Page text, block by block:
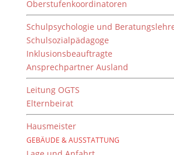
Oberstufenkoordinatoren
Schulpsychologie und
Schulsozialpädagoge
Inklusionsbeauftragte
Ansprechpartner Ausland
Leitung OGTS
Elternbeirat
Hausmeister
GEBÄUDE & AUSSTATTUNG
Regionalfinale
19. Juli 2019
Wenn sich sieben Schülerinnen und